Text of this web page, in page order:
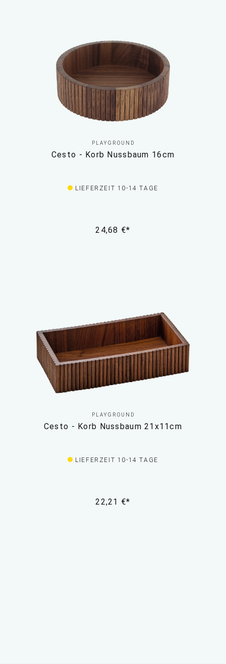
PLAYGROUND
Cesto - Korb Nussbaum 16cm
LIEFERZEIT 10-14 TAGE
24,68 €*
PLAYGROUND
Cesto - Korb Nussbaum 21x11cm
LIEFERZEIT 10-14 TAGE
22,21 €*